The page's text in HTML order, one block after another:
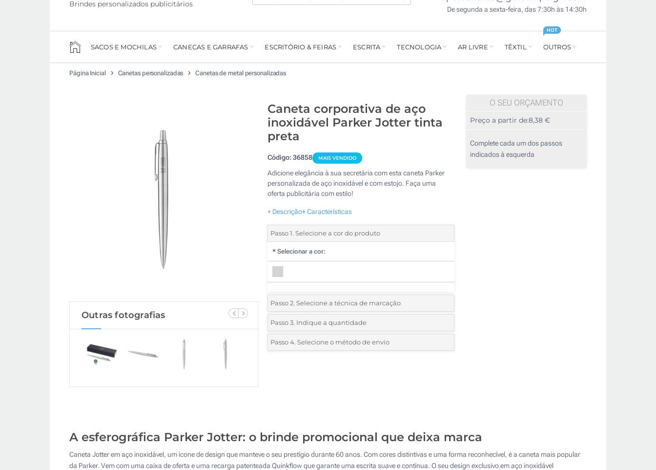
Brindes personalizados publicitários
De segunda a sexta-feira, das 7:30h às 14:30h
SACOS E MOCHILAS CANECAS E GARRAFAS ESCRITÓRIO & FEIRAS ESCRITA TECNOLOGIA AR LIVRE TÊXTIL OUTROS
HOT
Página Inicial Canetas personalizadas Canetas de metal personalizadas
Outras fotografias
Caneta corporativa de aço
inoxidável Parker Jotter tinta
preta
Código:36858 MAIS VENDIDO
Adicione elegância à sua secretária com esta caneta Parker
personalizada de aço inoxidável e com estojo. Faça uma
oferta publicitária com estilo!
+ Descrição+ Características
Passo 1. Selecione a cor do produto
* Selecionar a cor:
Passo 2. Selecione a técnica de marcação
*Selecione o tipo de marcação e as cores do logotipo:
1 Cor (No corpo)
1 Cor (Na caixa)
1 Cor (Impressão circular)
Passo 3. Indique a quantidade
*Quantidade mínima:5
50
100
Passo 4. Selecione o método de envio
O SEU ORÇAMENTO
Preço a partir de:8,38 €
Complete cada um dos passos
indicados à esquerda
A esferográfica Parker Jotter: o brinde promocional que deixa marca
Caneta Jotter em aço inoxidável, um ícone de design que manteve o seu prestígio durante 60 anos. Com cores distintivas e uma forma reconhecível, é a caneta mais popular
da Parker. Vem com uma caixa de oferta e uma recarga patenteada Quinkflow que garante uma escrita suave e contínua. O seu design exclusivo em aço inoxidável